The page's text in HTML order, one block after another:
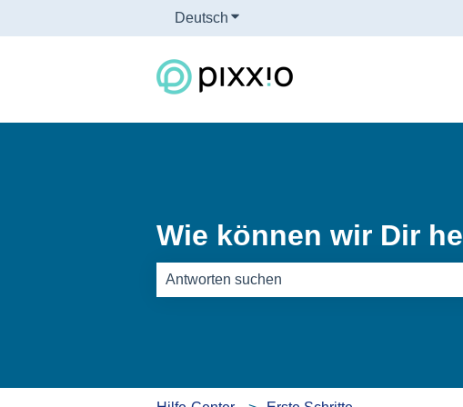
Deutsch Untermenü für Übersetzungen
Wie können wir Dir